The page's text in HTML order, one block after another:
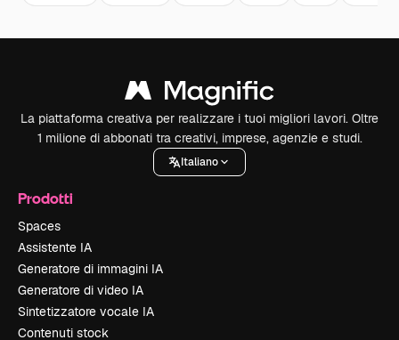
La piattaforma creativa per realizzare i tuoi migliori lavori. Oltre
1 milione di abbonati tra creativi, imprese, agenzie e studi.
Italiano
Prodotti
Spaces
Assistente IA
Generatore di immagini IA
Generatore di video IA
Sintetizzatore vocale IA
Contenuti stock